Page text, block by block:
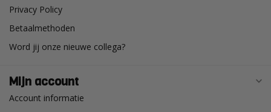
Privacy Policy
Betaalmethoden
Word jij onze nieuwe collega?
Mijn account
Account informatie